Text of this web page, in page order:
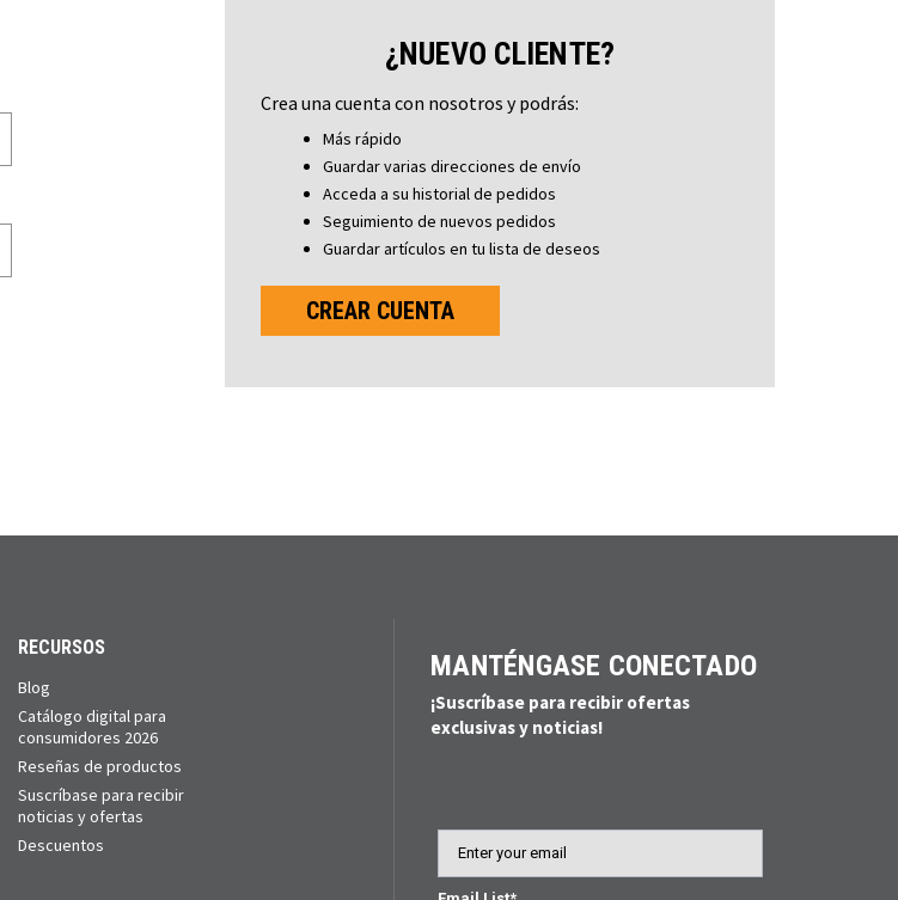
¿NUEVO CLIENTE?
Crea una cuenta con nosotros y podrás:
Más rápido
Guardar varias direcciones de envío
Acceda a su historial de pedidos
Seguimiento de nuevos pedidos
Guardar artículos en tu lista de deseos
CREAR CUENTA
RECURSOS
Blog
Catálogo digital para
consumidores 2026
Reseñas de productos
Suscríbase para recibir
noticias y ofertas
Descuentos
MANTÉNGASE CONECTADO
¡Suscríbase para recibir ofertas
exclusivas y noticias!